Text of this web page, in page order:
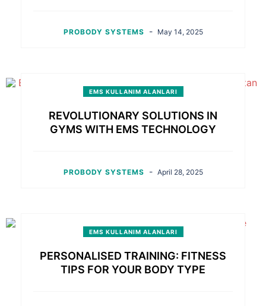
PROBODY SYSTEMS - May 14, 2025
EMS KULLANIM ALANLARI
REVOLUTIONARY SOLUTIONS IN
GYMS WITH EMS TECHNOLOGY
PROBODY SYSTEMS - April 28, 2025
EMS KULLANIM ALANLARI
PERSONALISED TRAINING: FITNESS
TIPS FOR YOUR BODY TYPE